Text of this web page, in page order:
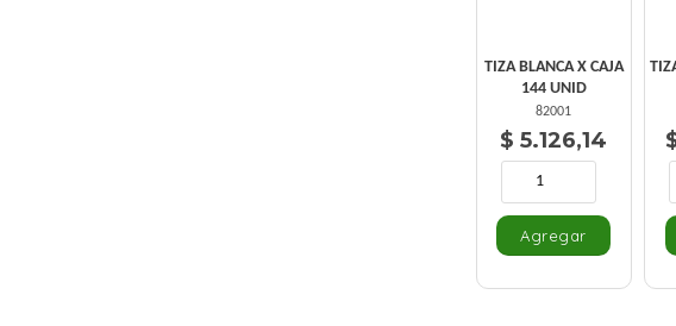
TIZA BLANCA X CAJA
144 UNID
82001
$ 5.126,14